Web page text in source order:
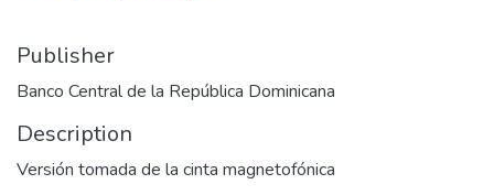
Publisher
Banco Central de la República Dominicana
Description
Versión tomada de la cinta magnetofónica